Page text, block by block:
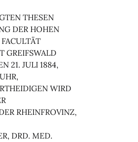
THESEN
DER HOHEN
GREIFSWALD
21. JULI 1884,
WIRD
RHEINFROVINZ,
DRD. MED.